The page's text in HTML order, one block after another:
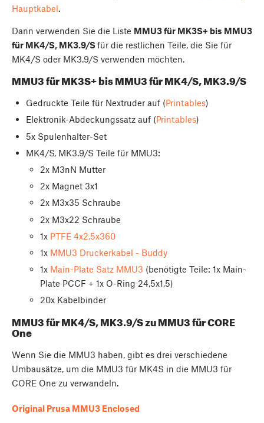
Hauptkabel
Dann verwenden Sie die Liste MMU3 für MK3S+ bis MMU3
für MK4/S, MK3.9/Sfür die restlichen Teile, die Sie für
MK4/S oder MK3.9/S verwenden möchten.
MMU3 für MK3S+ bis MMU3 für MK4/S, MK3.9/S
Gedruckte Teile für Nextruder auf (Printables)
Elektronik-Abdeckungssatz auf (Printables)
5x Spulenhalter-Set
MK4/S, MK3.9/S Teile für MMU3:
2x M3nN Mutter
2x Magnet 3x1
2x M3x35 Schraube
2x M3x22 Schraube
1x PTFE 4x2,5x360
1x MMU3 Druckerkabel - Buddy
1x Main-Plate Satz MMU3 (benötigte Teile: 1x Main-
Plate PCCF + 1x O-Ring 24,5x1,5)
20x Kabelbinder
MMU3 für MK4/S, MK3.9/S zu MMU3 für CORE
One
Wenn Sie die MMU3 haben, gibt es drei verschiedene
Umbausätze, um die MMU3 für MK4S in die MMU3 für
CORE One zu verwandeln.
Original Prusa MMU3 Enclosed